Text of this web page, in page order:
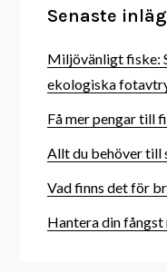
Senaste
Miljövänligt fiske:
ekologiska
Få mer pengar till
Allt du behöver till
Vad finns det för
Hantera din